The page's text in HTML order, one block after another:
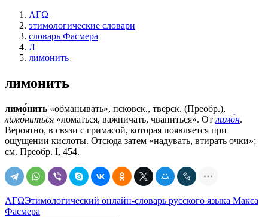
ΛΓΩ
этимологические словари
словарь Фасмера
Л
лимонить
лимонить
лимо́нить «обманывать», псковск., тверск. (Преобр.),
лимо́ниться «ломаться, важничать, чваниться». От лимо́н.
Вероятно, в связи с гримасой, которая появляется при
ощущении кислоты. Отсюда затем «надувать, втирать очки»;
см. Преобр. I, 454.
ΛΓΩЭтимологический онлайн-словарь русского языка Макса
Фасмера